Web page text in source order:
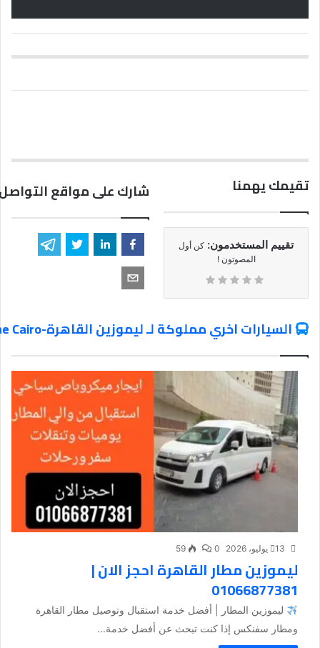
تقيمك يهمنا
تقييم المستخدمون: كن أول
المصوتون !
شارك على مواقع
السيارات اخري مملوكة لـ ليموزين القاهرة-Limousine Cairo
13 يوليو، 2026 0
59
ليموزين مطار القاهرة احجز الان |
01066877381
ليموزين المطار | أفضل خدمة استقبال وتوصيل مطار القاهرة
ومطار سفنكس إذا كنت تبحث عن أفضل خدمة...